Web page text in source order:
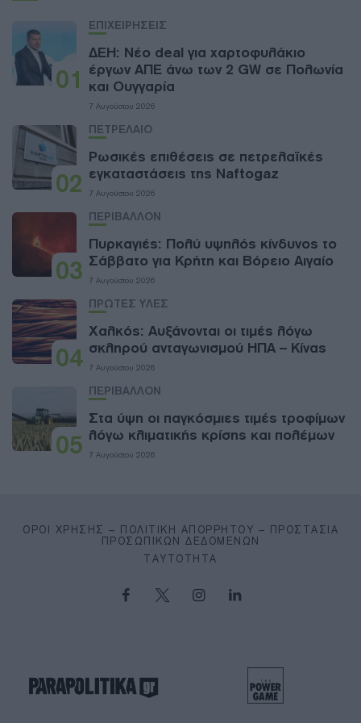
01
ΕΠΙΧΕΙΡΗΣΕΙΣ
ΔΕΗ: Νέο deal για χαρτοφυλάκιο
έργων ΑΠΕ άνω των 2 GW σε Πολωνία
και Ουγγαρία
7 Αυγούστου 2026
02
ΠΕΤΡΕΛΑΙΟ
Ρωσικές επιθέσεις σε πετρελαϊκές
εγκαταστάσεις της Naftogaz
7 Αυγούστου 2026
03
ΠΕΡΙΒΑΛΛΟΝ
Πυρκαγιές: Πολύ υψηλός κίνδυνος το
Σάββατο για Κρήτη και Βόρειο Αιγαίο
7 Αυγούστου 2026
04
ΠΡΩΤΕΣ ΥΛΕΣ
Χαλκός: Αυξάνονται οι τιμές λόγω
σκληρού ανταγωνισμού ΗΠΑ – Κίνας
7 Αυγούστου 2026
05
ΠΕΡΙΒΑΛΛΟΝ
Στα ύψη οι παγκόσμιες τιμές τροφίμων
λόγω κλιματικής κρίσης και πολέμων
7 Αυγούστου 2026
ΌΡΟΙ ΧΡΉΣΗΣ – ΠΟΛΙΤΙΚΉ ΑΠΟΡΡΉΤΟΥ – ΠΡΟΣΤΑΣΊΑ
ΠΡΟΣΩΠΙΚΏΝ ΔΕΔΟΜΈΝΩΝ
ΤΑΥΤΌΤΗΤΑ